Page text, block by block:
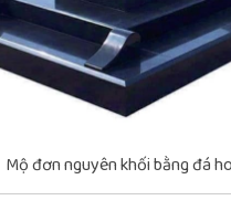
Mộ đơn nguyên khối bằng đá